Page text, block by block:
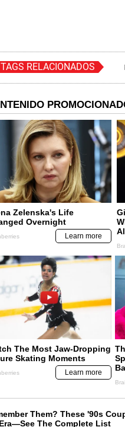
TAGS RELACIONADOS